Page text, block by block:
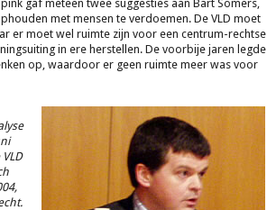
gaf meteen twee suggesties aan Bart Somers,
met mensen te verdoemen. De VLD moet
er moet wel ruimte zijn voor een centrum-rechtse
in ere herstellen. De voorbije jaren legde
op, waardoor er geen ruimte meer was voor